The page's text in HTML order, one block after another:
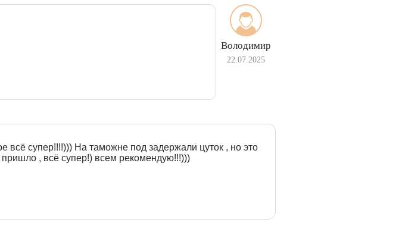
Володимир
22.07.2025
всё супер!!!!))) На таможне под задержали цуток , но это
пришло , всё супер!) всем рекомендую!!!)))